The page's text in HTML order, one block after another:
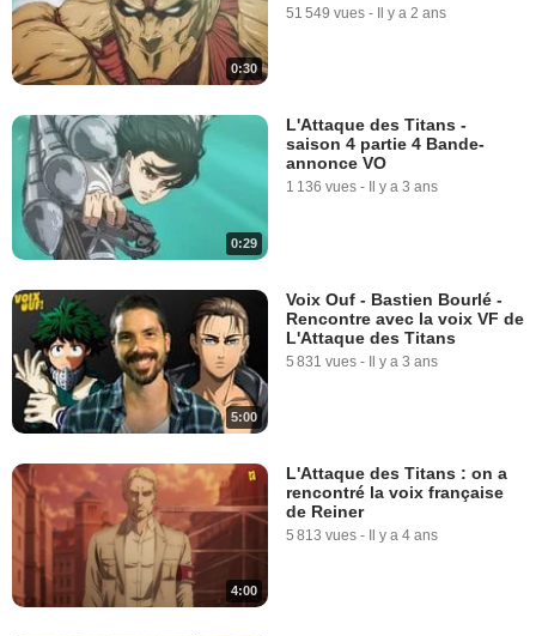
0:30
51 549 vues - Il y a 2 ans
0:29
L'Attaque des Titans -
saison 4 partie 4 Bande-
annonce VO
1 136 vues - Il y a 3 ans
5:00
Voix Ouf - Bastien Bourlé -
Rencontre avec la voix VF de
L'Attaque des Titans
5 831 vues - Il y a 3 ans
4:00
L'Attaque des Titans : on a
rencontré la voix française
de Reiner
5 813 vues - Il y a 4 ans